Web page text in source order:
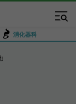
消化器科